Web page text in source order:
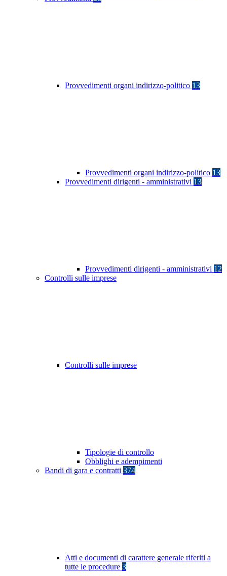
Provvedimenti organi indirizzo-politico 13
Provvedimenti organi indirizzo-politico 13
Provvedimenti dirigenti - amministrativi 13
Provvedimenti dirigenti - amministrativi 12
Controlli sulle imprese
Controlli sulle imprese
Tipologie di controllo
Obblighi e adempimenti
Bandi di gara e contratti 374
Atti e documenti di carattere generale riferiti a
tutte le procedure 3